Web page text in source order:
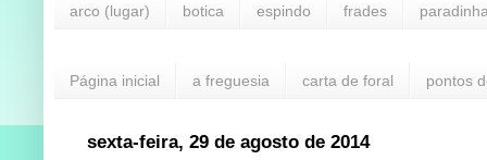
arco (lugar) botica espindo frades
Página inicial a freguesia carta de foral pontos
sexta-feira, 29 de agosto de 2014